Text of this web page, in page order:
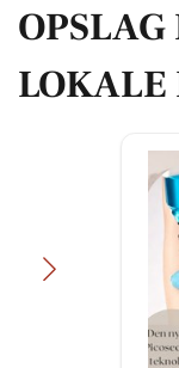
OPSLAG
LOKALE